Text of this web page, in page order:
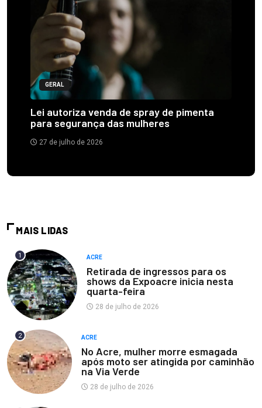
GERAL
Lei autoriza venda de spray de pimenta
para segurança das mulheres
27 de julho de 2026
MAIS LIDAS
1 ACRE
Retirada de ingressos para os
shows da Expoacre inicia nesta
quarta-feira
28 de julho de 2026
2 ACRE
No Acre, mulher morre esmagada
após moto ser atingida por caminhão
na Via Verde
28 de julho de 2026